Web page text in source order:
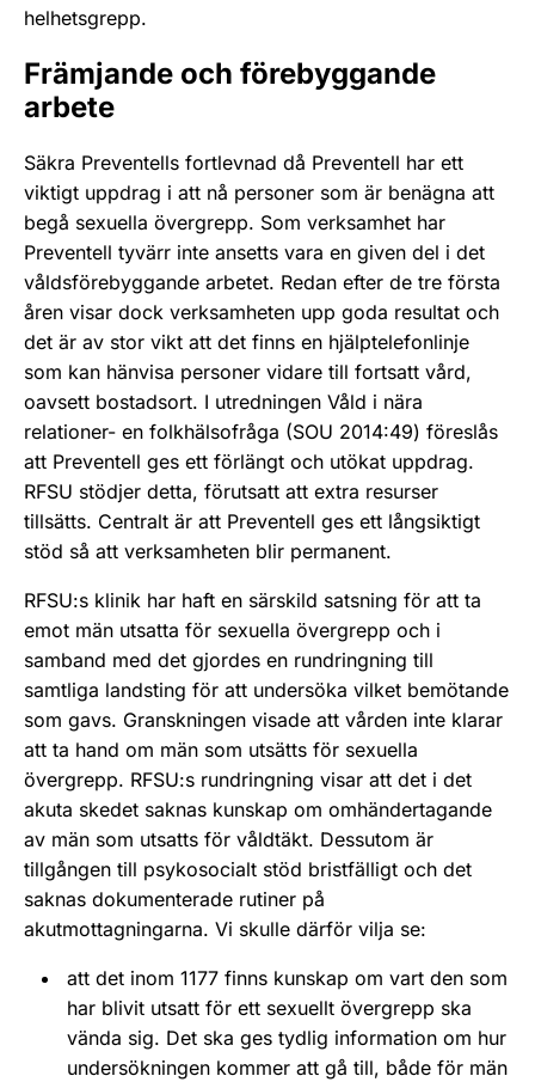
helhetsgrepp.
Främjande och förebyggande
arbete
Säkra Preventells fortlevnad då Preventell har ett
viktigt uppdrag i att nå personer som är benägna att
begå sexuella övergrepp. Som verksamhet har
Preventell tyvärr inte ansetts vara en given del i det
våldsförebyggande arbetet. Redan efter de tre första
åren visar dock verksamheten upp goda resultat och
det är av stor vikt att det finns en hjälptelefonlinje
som kan hänvisa personer vidare till fortsatt vård,
oavsett bostadsort. I utredningen Våld i nära
relationer- en folkhälsofråga (SOU 2014:49) föreslås
att Preventell ges ett förlängt och utökat uppdrag.
RFSU stödjer detta, förutsatt att extra resurser
tillsätts. Centralt är att Preventell ges ett långsiktigt
stöd så att verksamheten blir permanent.
RFSU:s klinik har haft en särskild satsning för att ta
emot män utsatta för sexuella övergrepp och i
samband med det gjordes en rundringning till
samtliga landsting för att undersöka vilket bemötande
som gavs. Granskningen visade att vården inte klarar
att ta hand om män som utsätts för sexuella
övergrepp. RFSU:s rundringning visar att det i det
akuta skedet saknas kunskap om omhändertagande
av män som utsatts för våldtäkt. Dessutom är
tillgången till psykosocialt stöd bristfälligt och det
saknas dokumenterade rutiner på
akutmottagningarna. Vi skulle därför vilja se:
att det inom 1177 finns kunskap om vart den som
har blivit utsatt för ett sexuellt övergrepp ska
vända sig. Det ska ges tydlig information om hur
undersökningen kommer att gå till, både för män